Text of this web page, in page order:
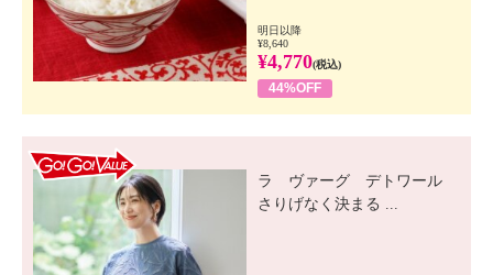
明日以降
¥8,640
¥4,770(税込)
44%OFF
ラ ヴァーグ デトワール
さりげなく決まる ...